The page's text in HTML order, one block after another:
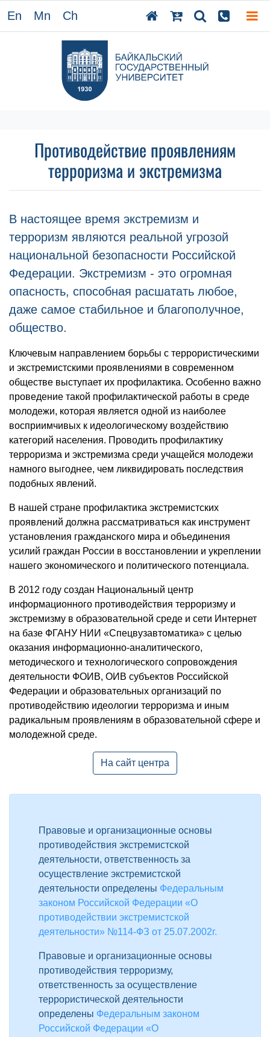
En Mn Ch
Противодействие проявлениям
терроризма и экстремизма
В настоящее время экстремизм и
терроризм являются реальной угрозой
национальной безопасности Российской
Федерации. Экстремизм - это огромная
опасность, способная расшатать любое,
даже самое стабильное и благополучное,
общество.
Ключевым направлением борьбы с террористическими
и экстремистскими проявлениями в современном
обществе выступает их профилактика. Особенно важно
проведение такой профилактической работы в среде
молодежи, которая является одной из наиболее
восприимчивых к идеологическому воздействию
категорий населения. Проводить профилактику
терроризма и экстремизма среди учащейся молодежи
намного выгоднее, чем ликвидировать последствия
подобных явлений.
В нашей стране профилактика экстремистских
проявлений должна рассматриваться как инструмент
установления гражданского мира и объединения
усилий граждан России в восстановлении и укреплении
нашего экономического и политического потенциала.
В 2012 году создан Национальный центр
информационного противодействия терроризму и
экстремизму в образовательной среде и сети Интернет
на базе ФГАНУ НИИ «Спецвузавтоматика» с целью
оказания информационно-аналитического,
методического и технологического сопровождения
деятельности ФОИВ, ОИВ субъектов Российской
Федерации и образовательных организаций по
противодействию идеологии терроризма и иным
радикальным проявлениям в образовательной сфере и
молодежной среде.
На сайт центра
Правовые и организационные основы
противодействия экстремистской
деятельности, ответственность за
осуществление экстремистской
деятельности определены Федеральным
законом Российской Федерации «О
противодействии экстремистской
деятельности» №114-ФЗ от 25.07.2002г.
Правовые и организационные основы
противодействия терроризму,
ответственность за осуществление
террористической деятельности
определены Федеральным законом
Российской Федерации «О